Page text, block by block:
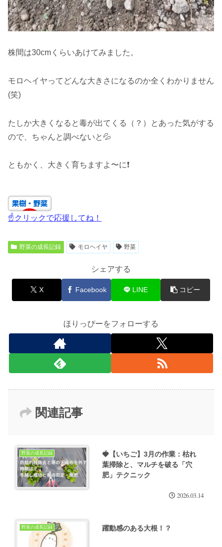
株間は30cmくらいあけてみました。
モロヘイヤってどんな大きさになるのか全くわかりません
(笑)
たしか大きくなると毒が出てくる（？）とあった気がする
ので、ちゃんと調べないと💦
ともかく、大きく育ちますよ〜に❗
☝クリックで応援してね！
野菜の成長記録 モロヘイヤ 野菜
シェアする
X Facebook LINE コピー
ほりっぴーをフォローする
関連記事
野菜の成長記録
🍓【いちご】3月の作業：枯れ
葉掃除と、マルチを破る「穴
肥」テクニック
2026.03.14
野菜の成長記録 躍動感のある大根！？